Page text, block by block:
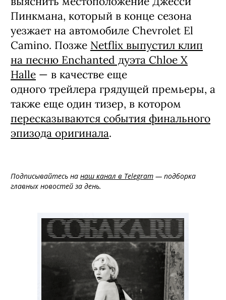
Пинкмана, который в конце сезона
уезжает на автомобиле Chevrolet El
Camino. Позже Netflix выпустил клип
на песню Enchanted дуэта Chloe X
Halle — в качестве еще
одного трейлера грядущей премьеры, а
также еще один тизер, в котором
пересказываются события финального
эпизода оригинала.
Подписывайтесь на наш канал в Telegram — подборка
главных новостей за день.